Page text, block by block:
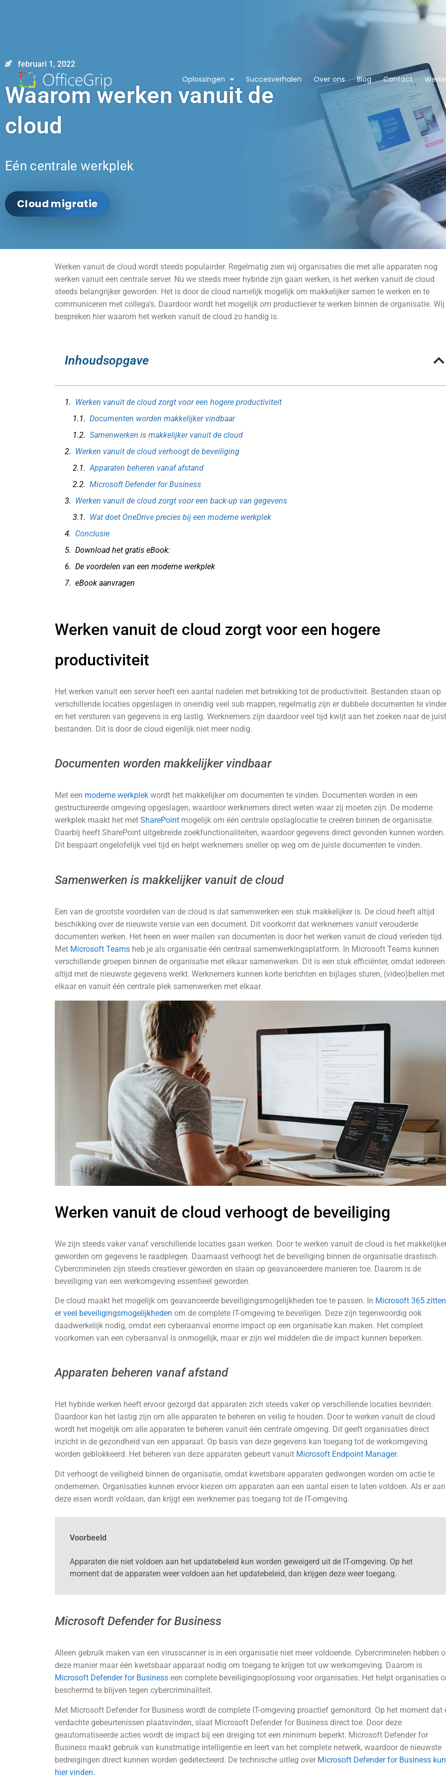
Oplossingen Succesverhalen Over ons Blog Contact
februari 1, 2022
Waarom werken vanuit de
cloud
Eén centrale werkplek
Cloud migratie
Werken vanuit de cloud wordt steeds populairder. Regelmatig zien wij organisaties die met alle apparaten nog
werken vanuit een centrale server. Nu we steeds meer hybride zijn gaan werken, is het werken vanuit de cloud
steeds belangrijker geworden. Het is door de cloud namelijk mogelijk om makkelijker samen te werken en te
communiceren met collega’s. Daardoor wordt het mogelijk om productiever te werken binnen de organisatie. Wij
bespreken hier waarom het werken vanuit de cloud zo handig is.
Inhoudsopgave
Werken vanuit de cloud zorgt voor een hogere productiviteit
Documenten worden makkelijker vindbaar
Samenwerken is makkelijker vanuit de cloud
Werken vanuit de cloud verhoogt de beveiliging
Apparaten beheren vanaf afstand
Microsoft Defender for Business
Werken vanuit de cloud zorgt voor een back-up van gegevens
Wat doet OneDrive precies bij een moderne werkplek
Conclusie
Download het gratis eBook:
De voordelen van een moderne werkplek
eBook aanvragen
Werken vanuit de cloud zorgt voor een hogere
productiviteit
Het werken vanuit een server heeft een aantal nadelen met betrekking tot de productiviteit. Bestanden staan op
verschillende locaties opgeslagen in oneindig veel sub mappen, regelmatig zijn er dubbele documenten te
en het versturen van gegevens is erg lastig. Werknemers zijn daardoor veel tijd kwijt aan het zoeken naar de
bestanden. Dit is door de cloud eigenlijk niet meer nodig.
Documenten worden makkelijker vindbaar
Met een moderne werkplek wordt het makkelijker om documenten te vinden. Documenten worden in een
gestructureerde omgeving opgeslagen, waardoor werknemers direct weten waar zij moeten zijn. De moderne
werkplek maakt het met SharePoint mogelijk om één centrale opslaglocatie te creëren binnen de organisatie.
Daarbij heeft SharePoint uitgebreide zoekfunctionaliteiten, waardoor gegevens direct gevonden kunnen worden.
Dit bespaart ongelofelijk veel tijd en helpt werknemers sneller op weg om de juiste documenten te vinden.
Samenwerken is makkelijker vanuit de cloud
Een van de grootste voordelen van de cloud is dat samenwerken een stuk makkelijker is. De cloud heeft altijd
beschikking over de nieuwste versie van een document. Dit voorkomt dat werknemers vanuit verouderde
documenten werken. Het heen en weer mailen van documenten is door het werken vanuit de cloud verleden tijd.
Met Microsoft Teams heb je als organisatie één centraal samenwerkingsplatform. In Microsoft Teams kunnen
verschillende groepen binnen de organisatie met elkaar samenwerken. Dit is een stuk efficiënter, omdat iedereen
altijd met de nieuwste gegevens werkt. Werknemers kunnen korte berichten en bijlages sturen, (video)bellen met
elkaar en vanuit één centrale plek samenwerken met elkaar.
Werken vanuit de cloud verhoogt de beveiliging
We zijn steeds vaker vanaf verschillende locaties gaan werken. Door te werken vanuit de cloud is het
geworden om gegevens te raadplegen. Daarnaast verhoogt het de beveiliging binnen de organisatie drastisch.
Cybercriminelen zijn steeds creatiever geworden en slaan op geavanceerdere manieren toe. Daarom is de
beveiliging van een werkomgeving essentieel geworden.
De cloud maakt het mogelijk om geavanceerde beveiligingsmogelijkheden toe te passen. In Microsoft 365 zitten
er veel beveiligingsmogelijkheden om de complete IT-omgeving te beveiligen. Deze zijn tegenwoordig ook
daadwerkelijk nodig, omdat een cyberaanval enorme impact op een organisatie kan maken. Het compleet
voorkomen van een cyberaanval is onmogelijk, maar er zijn wel middelen die de impact kunnen beperken.
Apparaten beheren vanaf afstand
Het hybride werken heeft ervoor gezorgd dat apparaten zich steeds vaker op verschillende locaties bevinden.
Daardoor kan het lastig zijn om alle apparaten te beheren en veilig te houden. Door te werken vanuit de cloud
wordt het mogelijk om alle apparaten te beheren vanuit één centrale omgeving. Dit geeft organisaties direct
inzicht in de gezondheid van een apparaat. Op basis van deze gegevens kan toegang tot de werkomgeving
worden geblokkeerd. Het beheren van deze apparaten gebeurt vanuit Microsoft Endpoint Manager.
Dit verhoogt de veiligheid binnen de organisatie, omdat kwetsbare apparaten gedwongen worden om actie te
ondernemen. Organisaties kunnen ervoor kiezen om apparaten aan een aantal eisen te laten voldoen. Als er aan
deze eisen wordt voldaan, dan krijgt een werknemer pas toegang tot de IT-omgeving.
Voorbeeld
Apparaten die niet voldoen aan het updatebeleid kun worden geweigerd uit de IT-omgeving. Op het
moment dat de apparaten weer voldoen aan het updatebeleid, dan krijgen deze weer toegang.
Microsoft Defender for Business
Alleen gebruik maken van een virusscanner is in een organisatie niet meer voldoende. Cybercriminelen hebben
deze manier maar één kwetsbaar apparaat nodig om toegang te krijgen tot uw werkomgeving. Daarom is
Microsoft Defender for Business een complete beveiligingsoplossing voor organisaties. Het helpt organisaties
beschermd te blijven tegen cybercriminaliteit.
Met Microsoft Defender for Business wordt de complete IT-omgeving proactief gemonitord. Op het moment dat
verdachte gebeurtenissen plaatsvinden, slaat Microsoft Defender for Business direct toe. Door deze
geautomatiseerde acties wordt de impact bij een dreiging tot een minimum beperkt. Microsoft Defender for
Business maakt gebruik van kunstmatige intelligentie en leert van het complete netwerk, waardoor de nieuwste
bedreigingen direct kunnen worden gedetecteerd. De technische uitleg over Microsoft Defender for Business
hier vinden.